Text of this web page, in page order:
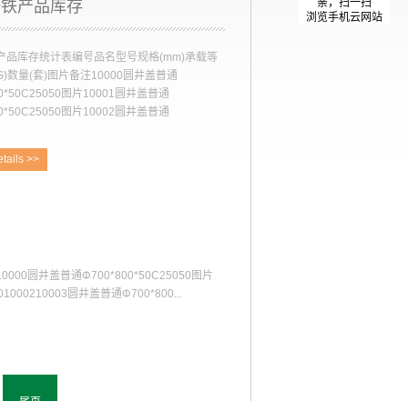
产品库存
品库存统计表编号品名型号规格(mm)承载等
数量(套)图片备注10000圆井盖普通
图片10001圆井盖普通
图片10002圆井盖普通
>>
圆井盖普通Φ700*800*50C25050图片
圆井盖普通Φ700*800...
亲，扫一扫
浏览手机云网站